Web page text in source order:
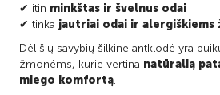
✔ itin minkštas ir švelnus odai
✔ tinka jautriai odai ir alergiškiems
Dėl šių savybių šilkinė antklodė yra
žmonėms, kurie vertina natūralią
miego komfortą.